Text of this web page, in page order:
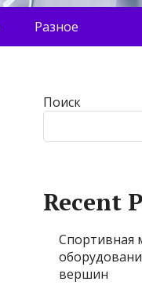
Разное
Поиск
Recent
Спортивная
вершин